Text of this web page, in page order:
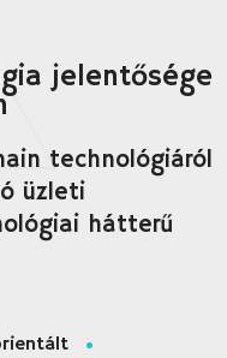
jelentősége
technológiáról
üzleti
hátterű